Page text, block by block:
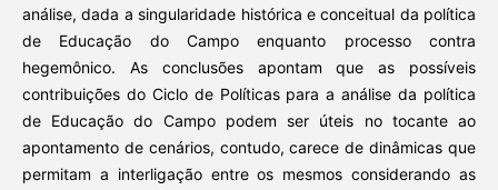
análise, dada a singularidade histórica e conceitual da política
de Educação do Campo enquanto processo contra
hegemônico. As conclusões apontam que as possíveis
contribuições do Ciclo de Políticas para a análise da política
de Educação do Campo podem ser úteis no tocante ao
apontamento de cenários, contudo, carece de dinâmicas que
permitam a interligação entre os mesmos considerando as